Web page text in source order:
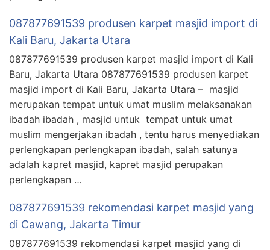
087877691539 produsen karpet masjid import di
Kali Baru, Jakarta Utara
087877691539 produsen karpet masjid import di Kali
Baru, Jakarta Utara 087877691539 produsen karpet
masjid import di Kali Baru, Jakarta Utara – masjid
merupakan tempat untuk umat muslim melaksanakan
ibadah ibadah , masjid untuk tempat untuk umat
muslim mengerjakan ibadah , tentu harus menyediakan
perlengkapan perlengkapan ibadah, salah satunya
adalah kapret masjid, kapret masjid perupakan
perlengkapan …
087877691539 rekomendasi karpet masjid yang
di Cawang, Jakarta Timur
087877691539 rekomendasi karpet masjid yang di